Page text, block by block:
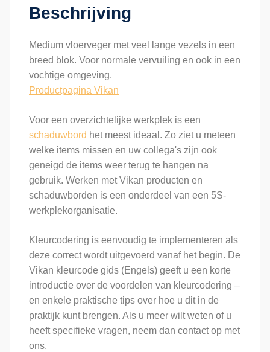
Beschrijving
Medium vloerveger met veel lange vezels in een
breed blok. Voor normale vervuiling en ook in een
vochtige omgeving.
Productpagina Vikan
Voor een overzichtelijke werkplek is een
schaduwbord het meest ideaal. Zo ziet u meteen
welke items missen en uw collega's zijn ook
geneigd de items weer terug te hangen na
gebruik. Werken met Vikan producten en
schaduwborden is een onderdeel van een 5S-
werkplekorganisatie.
Kleurcodering is eenvoudig te implementeren als
deze correct wordt uitgevoerd vanaf het begin. De
Vikan kleurcode gids (Engels) geeft u een korte
introductie over de voordelen van kleurcodering –
en enkele praktische tips over hoe u dit in de
praktijk kunt brengen. Als u meer wilt weten of u
heeft specifieke vragen, neem dan contact op met
ons.